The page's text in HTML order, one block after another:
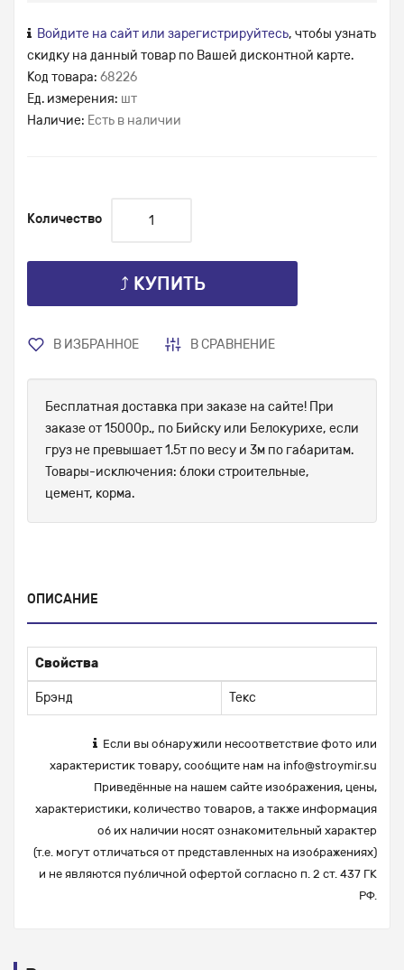
Войдите на сайт или зарегистрируйтесь, чтобы узнать
скидку на данный товар по Вашей дисконтной карте.
Код товара: 68226
Ед. измерения: шт
Наличие: Есть в наличии
Количество
⤴ КУПИТЬ
В ИЗБРАННОЕ В СРАВНЕНИЕ
Бесплатная доставка при заказе на сайте! При
заказе от 15000р., по Бийску или Белокурихе, если
груз не превышает 1.5т по весу и 3м по габаритам.
Товары-исключения: блоки строительные,
цемент, корма.
ОПИСАНИЕ
Свойства
Брэнд Текс
Если вы обнаружили несоответствие фото или
характеристик товару, сообщите нам на info@stroymir.su
Приведённые на нашем сайте изображения, цены,
характеристики, количество товаров, а также информация
об их наличии носят ознакомительный характер
(т.е. могут отличаться от представленных на изображениях)
и не являются публичной офертой согласно п. 2 ст. 437 ГК
РФ.